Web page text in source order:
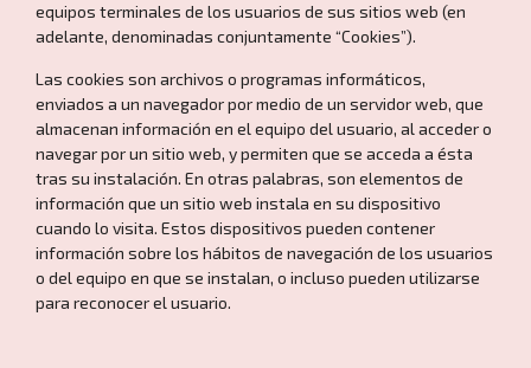
equipos terminales de los usuarios de sus sitios web (en
adelante, denominadas conjuntamente “Cookies”).
Las cookies son archivos o programas informáticos,
enviados a un navegador por medio de un servidor web, que
almacenan información en el equipo del usuario, al acceder o
navegar por un sitio web, y permiten que se acceda a ésta
tras su instalación. En otras palabras, son elementos de
información que un sitio web instala en su dispositivo
cuando lo visita. Estos dispositivos pueden contener
información sobre los hábitos de navegación de los usuarios
o del equipo en que se instalan, o incluso pueden utilizarse
para reconocer el usuario.